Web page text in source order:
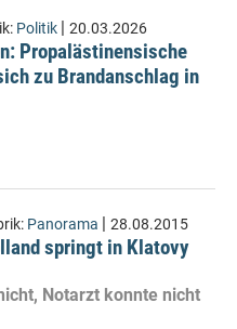
Politik | 20.03.2026
Propalästinensische
zu Brandanschlag in
Panorama | 28.08.2015
springt in Klatovy
Notarzt konnte nicht